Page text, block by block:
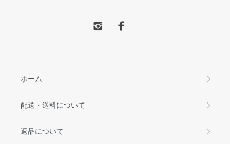
ホーム
配送・送料について
返品について